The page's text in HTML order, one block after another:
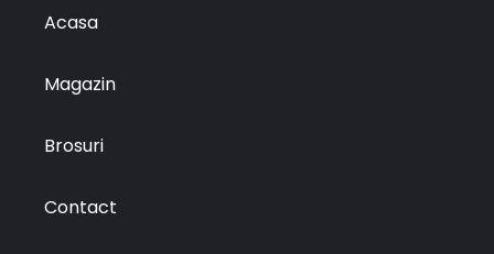
Acasa
Magazin
Brosuri
Contact